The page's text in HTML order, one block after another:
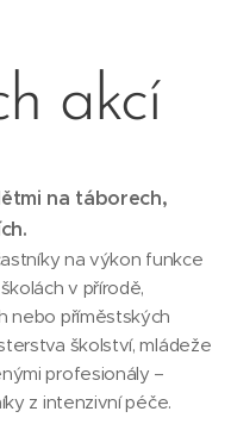
akcí
na táborech,
na výkon funkce
v přírodě,
nebo příměstských
školství, mládeže
profesionály –
z intenzivní péče.